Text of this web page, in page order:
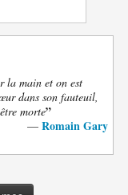
la main et on est
dans son fauteuil,
morte”
— Romain Gary